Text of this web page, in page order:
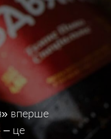
вперше
– це